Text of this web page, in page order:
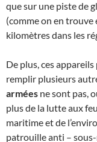
que sur une piste de
(comme on en trouve
kilomètres dans les
De plus, ces
remplir plusieurs
armées ne sont pas,
plus de la lutte aux
maritime et de
patrouille anti –